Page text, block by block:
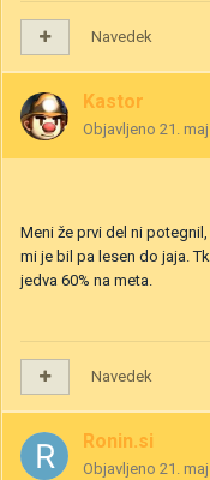
Navedek
Kastor
Objavljeno 21.
Meni že prvi del ni
mi je bil pa lesen do jaja.
jedva 60% na meta.
Navedek
Ronin.si
Objavljeno 21.